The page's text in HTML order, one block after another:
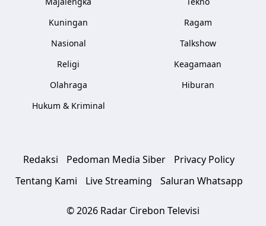
Kuningan
Nasional
Religi
Olahraga
Hukum & Kriminal
Ragam
Talkshow
Keagamaan
Hiburan
Redaksi Pedoman Media Siber
Privacy Policy
Tentang Kami
Live Streaming Saluran Whatsapp
© 2026 Radar Cirebon Televisi